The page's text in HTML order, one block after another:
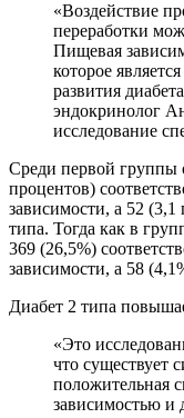
«Воздействие продуктов с высокой степенью
переработки
Пищевая
которое
развития
эндокринолог
исследование
Среди первой группы
процентов)
зависимости, а 52
типа. Тогда как в
369 (26,5%)
зависимости, а 58
Диабет 2 типа
«Это исследование впервые продемонстрировало,
что существует
положительная
зависимостью и